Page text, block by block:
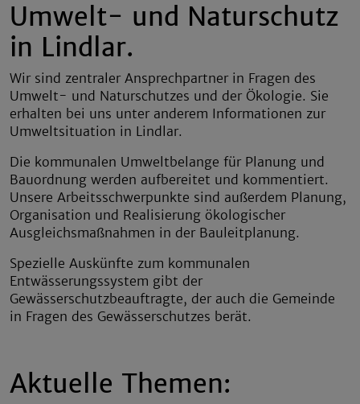
Umwelt- und Naturschutz
in Lindlar.
Wir sind zentraler Ansprechpartner in Fragen des
Umwelt- und Naturschutzes und der Ökologie. Sie
erhalten bei uns unter anderem Informationen zur
Umweltsituation in Lindlar.
Die kommunalen Umweltbelange für Planung und
Bauordnung werden aufbereitet und kommentiert.
Unsere Arbeitsschwerpunkte sind außerdem Planung,
Organisation und Realisierung ökologischer
Ausgleichsmaßnahmen in der Bauleitplanung.
Spezielle Auskünfte zum kommunalen
Entwässerungssystem gibt der
Gewässerschutzbeauftragte, der auch die Gemeinde
in Fragen des Gewässerschutzes berät.
Aktuelle Themen: